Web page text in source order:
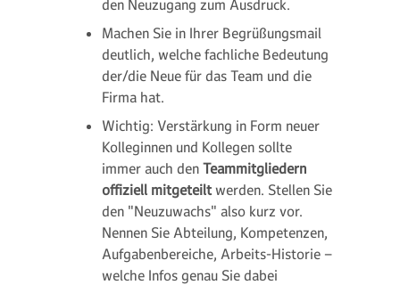
den Neuzugang zum Ausdruck.
Machen Sie in Ihrer Begrüßungsmail
deutlich, welche fachliche Bedeutung
der/die Neue für das Team und die
Firma hat.
Wichtig: Verstärkung in Form neuer
Kolleginnen und Kollegen sollte
immer auch den Teammitgliedern
offiziell mitgeteiltwerden. Stellen Sie
den "Neuzuwachs" also kurz vor.
Nennen Sie Abteilung, Kompetenzen,
Aufgabenbereiche, Arbeits-Historie –
welche Infos genau Sie dabei